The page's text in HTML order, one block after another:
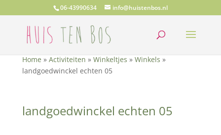
06-43990634 info@huistenbos.nl
Home » Activiteiten » Winkeltjes » Winkels »
landgoedwinckel echten 05
landgoedwinckel echten 05